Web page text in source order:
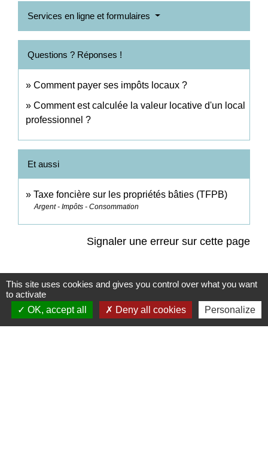
Services en ligne et formulaires
Questions ? Réponses !
Comment payer ses impôts locaux ?
Comment est calculée la valeur locative d'un local
professionnel ?
Et aussi
Taxe foncière sur les propriétés bâties (TFPB)
Argent - Impôts - Consommation
Signaler une erreur sur cette page
Contacts
This site uses cookies and gives you control over what you want
to activate
OK, accept all
Deny all cookies Personalize